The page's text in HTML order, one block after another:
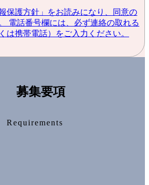
保護方針」をお読みになり、同意の
電話番号欄には、必ず連絡の取れる
は携帯電話）をご入力ください。
募集要項
Requirements